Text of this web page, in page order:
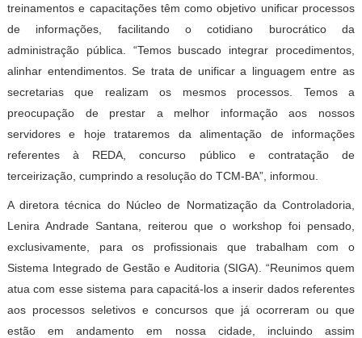
treinamentos e capacitações têm como objetivo unificar processos
de informações, facilitando o cotidiano burocrático da
administração pública. “Temos buscado integrar procedimentos,
alinhar entendimentos. Se trata de unificar a linguagem entre as
secretarias que realizam os mesmos processos. Temos a
preocupação de prestar a melhor informação aos nossos
servidores e hoje trataremos da alimentação de informações
referentes à REDA, concurso público e contratação de
terceirização, cumprindo a resolução do TCM-BA”, informou.
A diretora técnica do Núcleo de Normatização da Controladoria,
Lenira Andrade Santana, reiterou que o workshop foi pensado,
exclusivamente, para os profissionais que trabalham com o
Sistema Integrado de Gestão e Auditoria (SIGA). “Reunimos quem
atua com esse sistema para capacitá-los a inserir dados referentes
aos processos seletivos e concursos que já ocorreram ou que
estão em andamento em nossa cidade, incluindo assim